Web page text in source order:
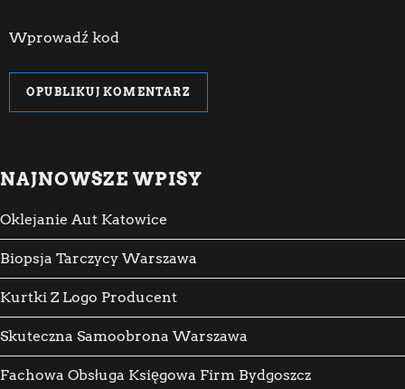
Wprowadź kod
NAJNOWSZE WPISY
Oklejanie Aut Katowice
Biopsja Tarczycy Warszawa
Kurtki Z Logo Producent
Skuteczna Samoobrona Warszawa
Fachowa Obsługa Księgowa Firm Bydgoszcz